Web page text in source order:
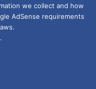
we collect and how
AdSense requirements